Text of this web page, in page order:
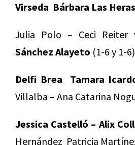
Virseda Bárbara Las Heras
Julia Polo – Ceci Reiter
Sánchez Alayeto (1-6 y 1-6)
Delfi Brea Tamara
Villalba – Ana Catarina
Jessica Castelló – Alix
Hernández Patricia